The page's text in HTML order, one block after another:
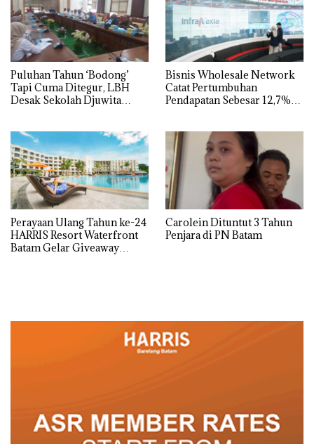
Puluhan Tahun ‘Bodong’
Tapi Cuma Ditegur, LBH
Desak Sekolah Djuwita
Bisnis Wholesale Network
Catat Pertumbuhan
Pendapatan Sebesar 12,7%
Perayaan Ulang Tahun ke-24
HARRIS Resort Waterfront
Batam Gelar Giveaway
Carolein Dituntut 3 Tahun
Penjara di PN Batam